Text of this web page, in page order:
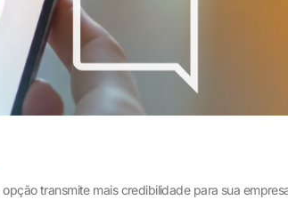
transmite mais credibilidade para sua